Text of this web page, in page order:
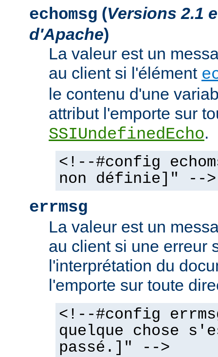
echomsg (Versions 2.1
d'Apache)
La valeur est un
au client si l'élément
le contenu d'une
attribut l'emporte sur
SSIUndefinedEcho.
<!--#config
non définie]" -->
errmsg
La valeur est un
au client si une erreur
l'interprétation du
l'emporte sur toute
<!--#config
quelque chose
passé.]" -->